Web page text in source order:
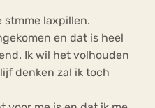
stmme laxpillen.
en dat is heel
Ik wil het volhouden
denken zal ik toch